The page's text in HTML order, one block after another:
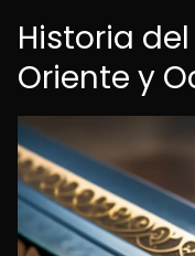
Historia
Oriente y